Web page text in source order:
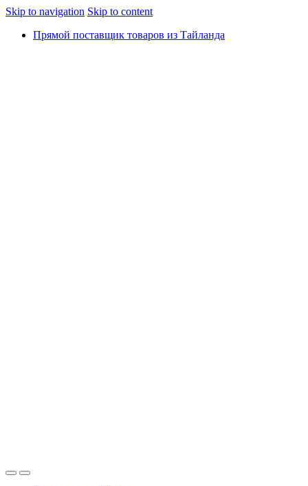
Skip to navigation Skip to content
Прямой поставщик товаров из Тайланда